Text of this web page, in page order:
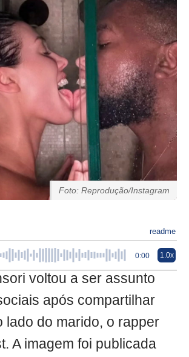
Foto: Reprodução/Instagram
readme
0:00 1.0x
voltou a ser assunto
após compartilhar
lado do marido, o rapper
A imagem foi publicada